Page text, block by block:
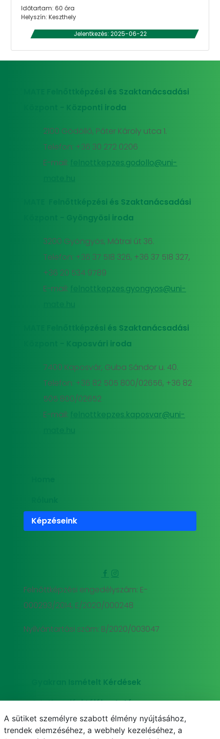
Időtartam: 60 óra
Helyszín: Keszthely
Jelentkezés: 2025-06-22
MATE Felnőttképzési és Szaktanácsadási
Központ - Központi iroda
2100 Gödöllő, Páter Károly utca 1.
Telefon: +36 30 272 0206
E-mail:
felnottkepzes.godollo@uni-
MATE Felnőttképzési és Szaktanácsadási
Központ - Gyöngyösi iroda
3200 Gyöngyös, Mátrai út 36.
Telefon: +36 37 518 326, +36 37 518 327,
+36 20 534 9789
E-mail:
felnottkepzes.gyongyos@uni-
MATE Felnőttképzési és Szaktanácsadási
Központ - Kaposvári iroda
7400 Kaposvár, Guba Sándor u. 40.
Telefon: +36 82 505 800/02656, +36 82
505 800/02652
E-mail:
felnottkepzes.kaposvar@uni-
Képzéseink
Felnőttképzési engedélyszám: E-
000293/2014, E/2020/000248
Nyilvántartási szám: B/2020/003047
Gyakran Ismételt Kérdések
Adatkezelési tájékoztató
Süti (cookie) tájékoztató
A sütiket személyre szabott élmény nyújtásához,
trendek elemzéséhez, a webhely kezeléséhez, a